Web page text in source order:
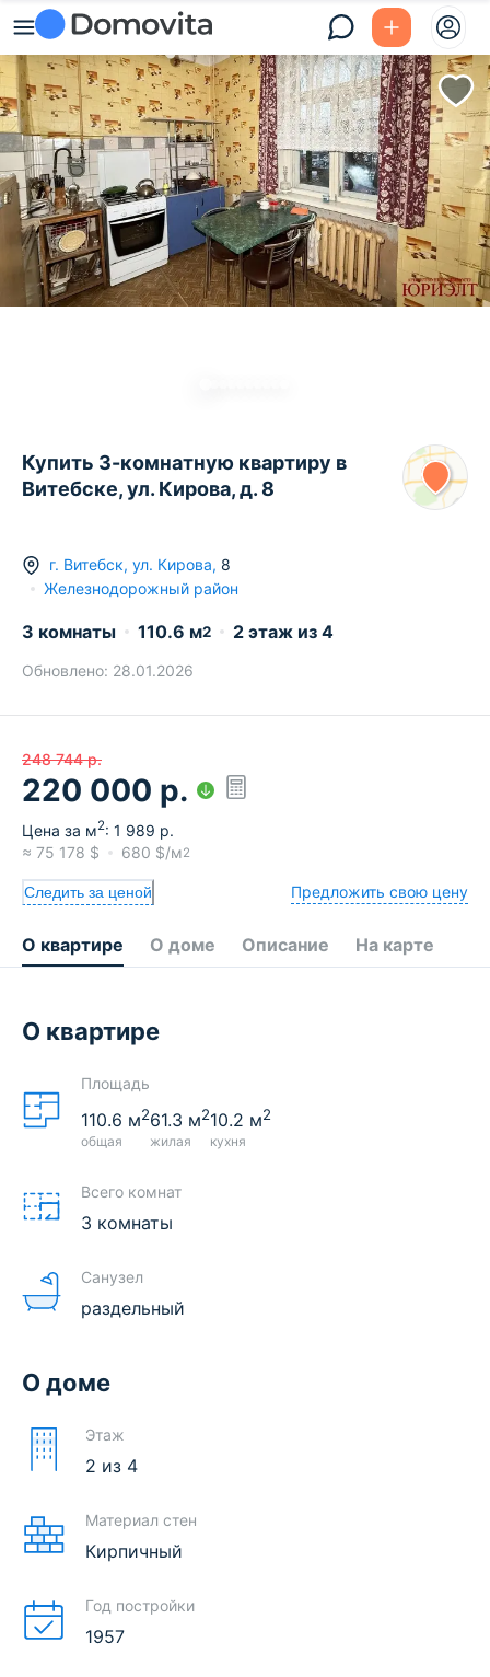
Купить 3-комнатную квартиру в
Витебске, ул. Кирова, д. 8
г. Витебск, ул. Кирова, 8
Железнодорожный район
3 комнаты 110.6 м2 2 этаж из 4
Обновлено: 28.01.2026
248 744 р.
220 000 р.
Цена за м2: 1 989 р.
≈ 75 178 $ 680 $/м2
Следить за ценой Предложить свою цену
О квартире О доме Описание На карте
О квартире
Площадь
110.6 м2
общая
61.3 м2
жилая
10.2 м2
кухня
Всего комнат
3 комнаты
Санузел
раздельный
О доме
Этаж
2 из 4
Материал стен
Кирпичный
Год постройки
1957